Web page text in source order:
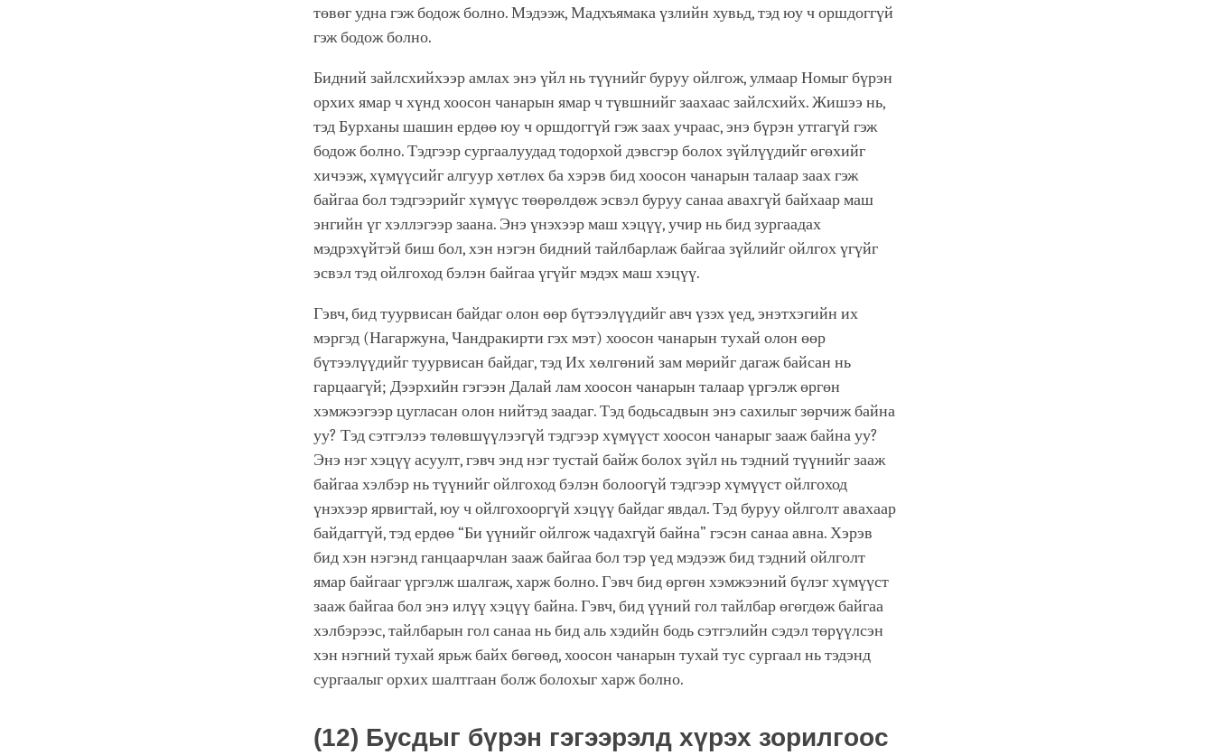
төвөг удна гэж бодож болно. Мэдээж, Мадхъямака үзлийн хувьд, тэд юу ч оршдоггүй
гэж бодож болно.
Бидний зайлсхийхээр амлах энэ үйл нь түүнийг буруу ойлгож, улмаар Номыг бүрэн
орхих ямар ч хүнд хоосон чанарын ямар ч түвшнийг заахаас зайлсхийх. Жишээ нь,
тэд Бурханы шашин ердөө юу ч оршдоггүй гэж заах учраас, энэ бүрэн утгагүй гэж
бодож болно. Тэдгээр сургаалуудад тодорхой дэвсгэр болох зүйлүүдийг өгөхийг
хичээж, хүмүүсийг алгуур хөтлөх ба хэрэв бид хоосон чанарын талаар заах гэж
байгаа бол тэдгээрийг хүмүүс төөрөлдөж эсвэл буруу санаа авахгүй байхаар маш
энгийн үг хэллэгээр заана. Энэ үнэхээр маш хэцүү, учир нь бид зургаадах
мэдрэхүйтэй биш бол, хэн нэгэн бидний тайлбарлаж байгаа зүйлийг ойлгох үгүйг
эсвэл тэд ойлгоход бэлэн байгаа үгүйг мэдэх маш хэцүү.
Гэвч, бид туурвисан байдаг олон өөр бүтээлүүдийг авч үзэх үед, энэтхэгийн их
мэргэд (Нагаржуна, Чандракирти гэх мэт) хоосон чанарын тухай олон өөр
бүтээлүүдийг туурвисан байдаг, тэд Их хөлгөний зам мөрийг дагаж байсан нь
гарцаагүй; Дээрхийн гэгээн Далай лам хоосон чанарын талаар үргэлж өргөн
хэмжээгээр цугласан олон нийтэд заадаг. Тэд бодьсадвын энэ сахилыг зөрчиж байна
уу? Тэд сэтгэлээ төлөвшүүлээгүй тэдгээр хүмүүст хоосон чанарыг зааж байна уу?
Энэ нэг хэцүү асуулт, гэвч энд нэг тустай байж болох зүйл нь тэдний түүнийг зааж
байгаа хэлбэр нь түүнийг ойлгоход бэлэн болоогүй тэдгээр хүмүүст ойлгоход
үнэхээр ярвигтай, юу ч ойлгохооргүй хэцүү байдаг явдал. Тэд буруу ойлголт авахаар
байдаггүй, тэд ердөө “Би үүнийг ойлгож чадахгүй байна” гэсэн санаа авна. Хэрэв
бид хэн нэгэнд ганцаарчлан зааж байгаа бол тэр үед мэдээж бид тэдний ойлголт
ямар байгааг үргэлж шалгаж, харж болно. Гэвч бид өргөн хэмжээний бүлэг хүмүүст
зааж байгаа бол энэ илүү хэцүү байна. Гэвч, бид үүний гол тайлбар өгөгдөж байгаа
хэлбэрээс, тайлбарын гол санаа нь бид аль хэдийн бодь сэтгэлийн сэдэл төрүүлсэн
хэн нэгний тухай ярьж байх бөгөөд, хоосон чанарын тухай тус сургаал нь тэдэнд
сургаалыг орхих шалтгаан болж болохыг харж болно.
(12) Бусдыг бүрэн гэгээрэлд хүрэх зорилгоос